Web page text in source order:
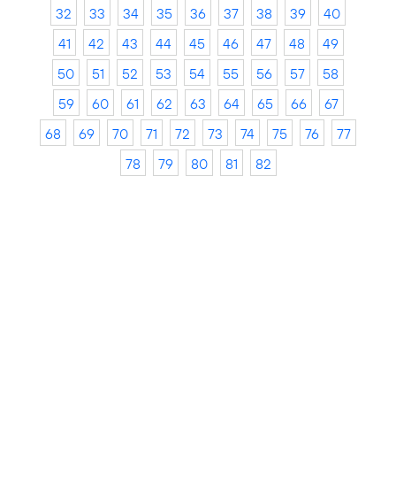
32
33 34 35 36 37 38 39
40
41
42 43 44 45 46 47 48
49
50
51 52 53 54 55 56 57
58
59
60 61 62 63 64 65 66
67
68
69 70 71 72 73 74 75 76
77
78
79 80 81 82